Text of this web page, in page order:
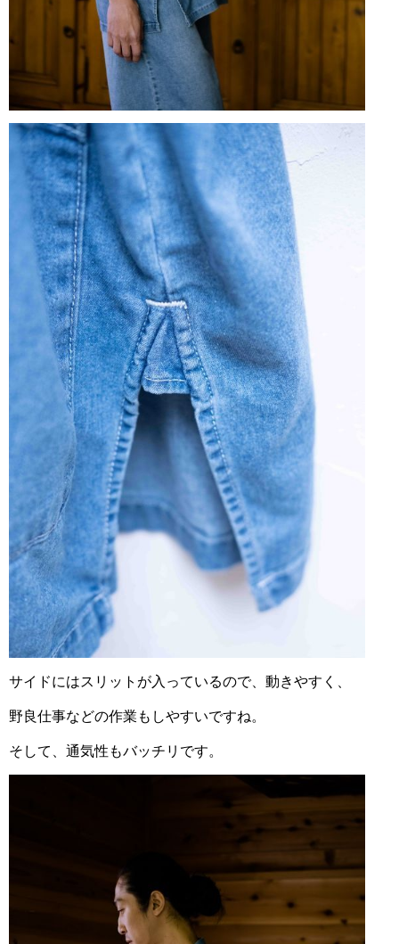
サイドにはスリットが入っているので、動きやすく、
野良仕事などの作業もしやすいですね。
そして、通気性もバッチリです。